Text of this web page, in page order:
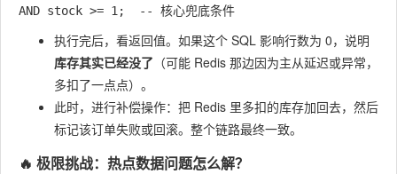
执行完后，看返回值。如果这个 SQL 影响行数为 0，说明
库存其实已经没了 （可能 Redis 那边因为主从延迟或异常，
多扣了一点点）。
此时，进行补偿操作：把 Redis 里多扣的库存加回去，然后
标记该订单失败或回滚。整个链路最终一致。
🔥 极限挑战：热点数据问题怎么解？